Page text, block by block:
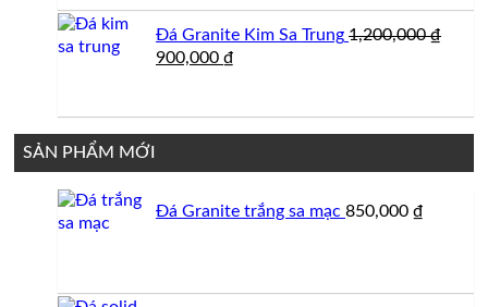
1,100,000 ₫.
Đá Granite Kim Sa Trung 1,200,000₫
Giá
900,000 ₫
SẢN PHẨM MỚI
Đá Granite trắng sa mạc 850,000 ₫